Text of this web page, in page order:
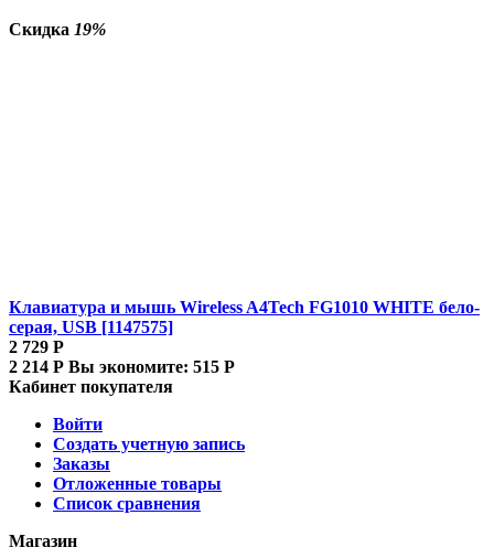
Скидка 19%
Клавиатура и мышь Wireless A4Tech FG1010 WHITE бело-
серая, USB [1147575]
2 729 Р
2 214 Р Вы экономите: 515 Р
Кабинет покупателя
Войти
Создать учетную запись
Заказы
Отложенные товары
Список сравнения
Магазин